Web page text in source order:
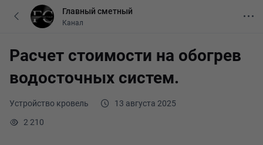
Устройство кровель
13 августа 2025
2 210
Расчет стоимости на обогрев
водосточных систем.
Главный сметный
Канал